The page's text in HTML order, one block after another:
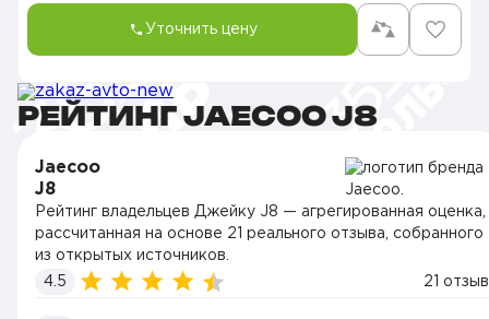
Уточнить цену
РЕЙТИНГ JAECOO J8
Jaecoo
J8
Рейтинг владельцев Джейку J8 — агрегированная оценка,
рассчитанная на основе 21 реального отзыва, собранного
из открытых источников.
4.5
21 отзыв